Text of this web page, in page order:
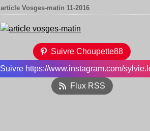
article Vosges-matin 11-2016
Suivre Choupette88
Suivre https://www.instagram.com/
Flux RSS